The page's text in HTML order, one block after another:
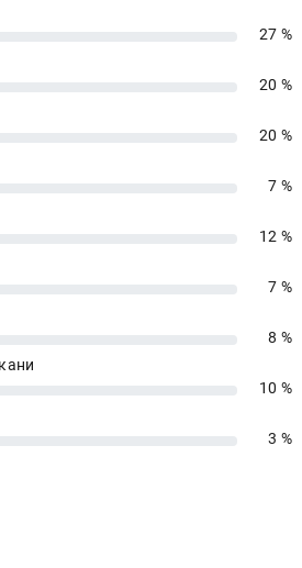
27 %
20 %
20 %
7 %
12 %
7 %
8 %
10 %
3 %